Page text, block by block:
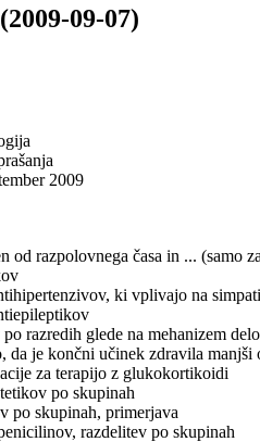
09-07)
2009
od razpolovnega časa in ... (samo
ki vplivajo na
razredih glede na mehanizem
je končni učinek zdravila manjši
za terapijo z glukokortikoidi
po skupinah
po skupinah, primerjava
razdelitev po skupinah